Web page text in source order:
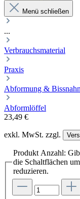
Menü schließen
...
Verbrauchsmaterial
Praxis
Abformung &
Abformlöffel
23,49 €
exkl. MwSt. zzgl.
Produkt Anzahl:
die Schaltflächen
reduzieren.